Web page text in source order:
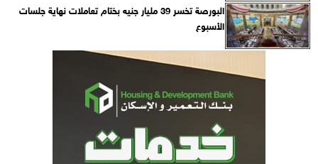
البورصة تخسر 39 مليار جنيه بختام تعاملات نهاية جلسات
الأسبوع